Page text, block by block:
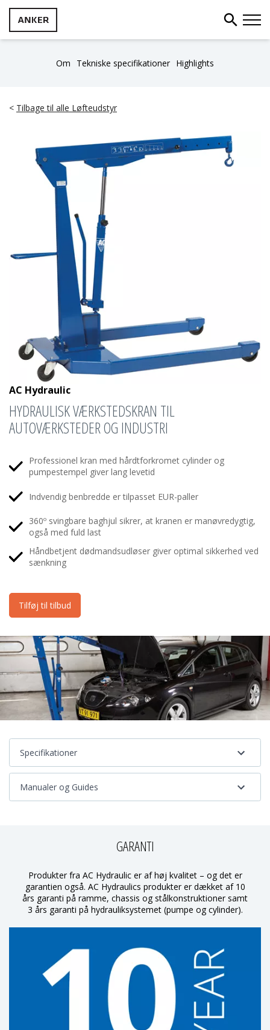
Om Tekniske specifikationer Highlights
< Tilbage til alle Løfteudstyr
AC Hydraulic
HYDRAULISK VÆRKSTEDSKRAN TIL
AUTOVÆRKSTEDER OG INDUSTRI
Professionel kran med hårdtforkromet cylinder og
pumpestempel giver lang levetid
Indvendig benbredde er tilpasset EUR-paller
360º svingbare baghjul sikrer, at kranen er manøvredygtig,
også med fuld last
Håndbetjent dødmandsudløser giver optimal sikkerhed ved
sænkning
Tilføj til tilbud
Specifikationer
Manualer og Guides
GARANTI
Produkter fra AC Hydraulic er af høj kvalitet – og det er
garantien også. AC Hydraulics produkter er dækket af 10
års garanti på ramme, chassis og stålkonstruktioner samt
3 års garanti på hydrauliksystemet (pumpe og cylinder).